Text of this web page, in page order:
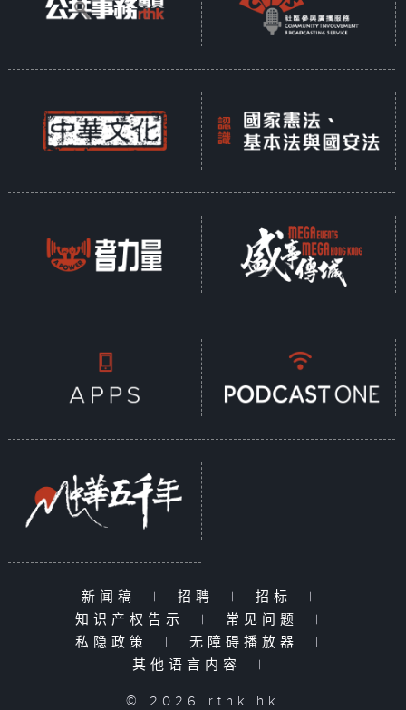
新闻稿 | 招聘 | 招标
|
知识产权告示
| 常见问题
|
私隐政策
| 无障碍播放器
|
其他语言内容
|
© 2026 rthk.hk